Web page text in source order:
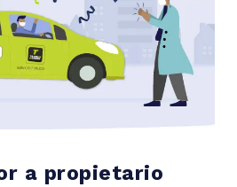
a propietario